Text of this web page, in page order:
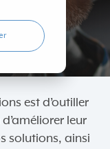
est d’outiller
leur
solutions, ainsi